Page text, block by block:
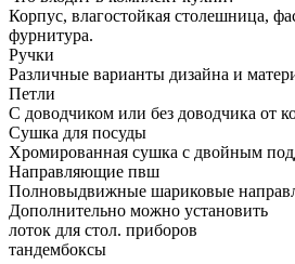
Корпус, влагостойкая столешница,
фурнитура.
Ручки
Различные варианты дизайна и
Петли
С доводчиком или без доводчика от
Сушка для посуды
Хромированная сушка с двойным
Направляющие пвш
Полновыдвижные шариковые
Дополнительно можно установить
лоток для стол. приборов
тандембоксы